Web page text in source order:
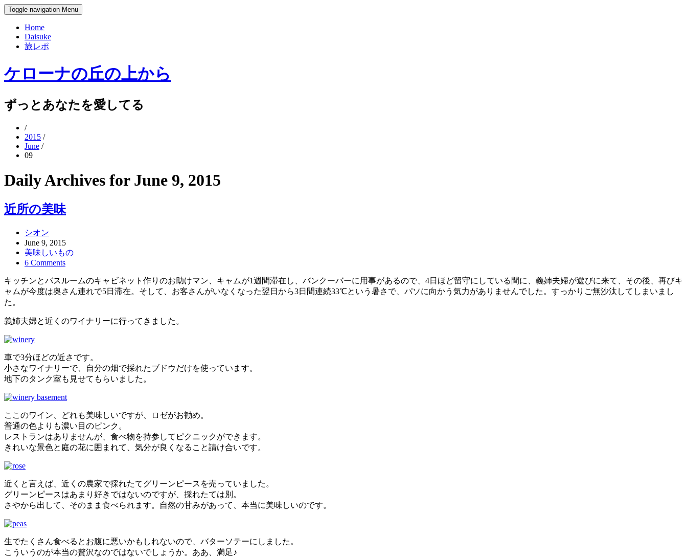
Toggle navigation Menu
Home
Daisuke
旅レポ
ケローナの丘の上から
ずっとあなたを愛してる
/
2015 /
June /
09
Daily Archives for June 9, 2015
近所の美味
シオン
June 9, 2015
美味しいもの
6 Comments
キッチンとバスルームのキャビネット作りのお助けマン、キャムが1週間滞在し、バンクーバーに用事があるので、4日ほど留守にしている間に、義姉夫婦が遊びに来て、その後、再びキ
ャムが今度は奥さん連れで5日滞在。そして、お客さんがいなくなった翌日から3日間連続33℃という暑さで、パソに向かう気力がありませんでした。すっかりご無沙汰してしまいまし
た。
義姉夫婦と近くのワイナリーに行ってきました。
車で3分ほどの近さです。
小さなワイナリーで、自分の畑で採れたブドウだけを使っています。
地下のタンク室も見せてもらいました。
ここのワイン、どれも美味しいですが、ロゼがお勧め。
普通の色よりも濃い目のピンク。
レストランはありませんが、食べ物を持参してピクニックができます。
きれいな景色と庭の花に囲まれて、気分が良くなること請け合いです。
近くと言えば、近くの農家で採れたてグリーンピースを売っていました。
グリーンピースはあまり好きではないのですが、採れたては別。
さやから出して、そのまま食べられます。自然の甘みがあって、本当に美味しいのです。
生でたくさん食べるとお腹に悪いかもしれないので、バターソテーにしました。
こういうのが本当の贅沢なのではないでしょうか。ああ、満足♪